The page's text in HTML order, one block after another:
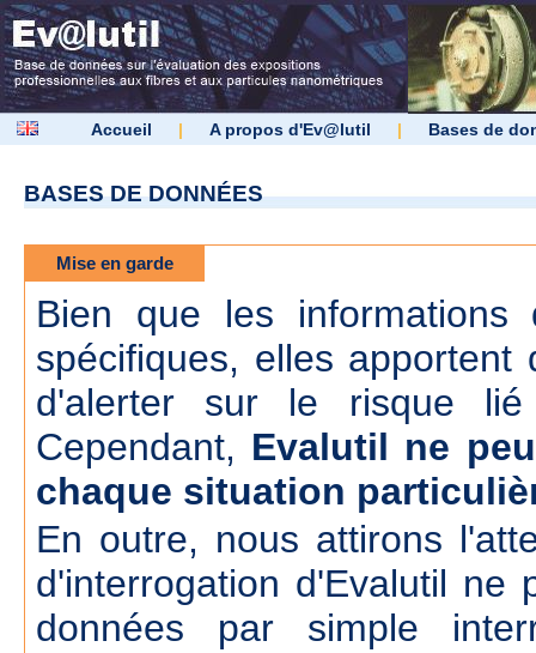
Accueil | A propos d'Ev@lutil | Bases de
BASES DE DONNÉES
Mise en garde
Bien que les informations
spécifiques, elles
d'alerter sur le risque
Cependant, Evalutil ne
chaque situation
En outre, nous attirons
d'interrogation d'Evalutil ne
données par simple